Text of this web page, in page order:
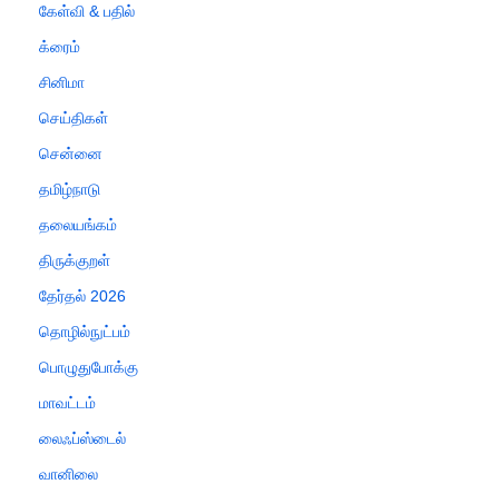
கேள்வி & பதில்
க்ரைம்
சினிமா
செய்திகள்
சென்னை
தமிழ்நாடு
தலையங்கம்
திருக்குறள்
தேர்தல் 2026
தொழில்நுட்பம்
பொழுதுபோக்கு
மாவட்டம்
லைஃப்ஸ்டைல்
வானிலை